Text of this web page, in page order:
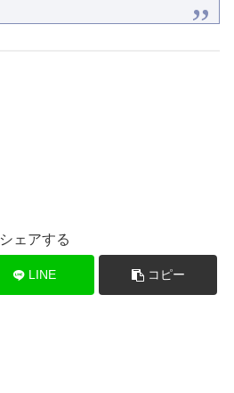
シェアする
LINE コピー